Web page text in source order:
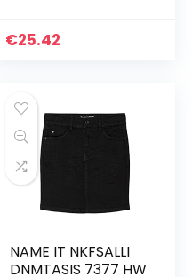
€25.42
NAME IT NKFSALLI
DNMTASIS 7377 HW